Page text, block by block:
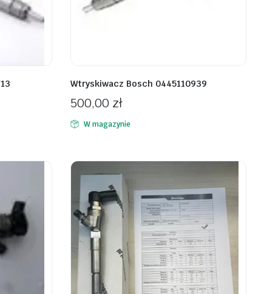
Wtryskiwacz Bosch 0445110939
500,00 zł
W magazynie